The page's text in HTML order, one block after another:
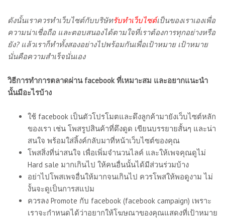
ดังนั้นเราควรทำเว็บไซต์กับบริษัทรับทำเว็บไซต์เป็นของเราเองเพื่อ
ความน่าเชื่อถือ และตอบสนองได้ตามใจที่เราต้องการทุกอย่างหรือ
ยัง? แล้วเราก็ทำทั้งสองอย่างไปพร้อมกันเพื่อเป้าหมาย เป้าหมาย
นั่นคือความสำเร็จนั่นเอง
วิธีการทำการตลาดผ่าน facebook ที่เหมาะสม และอยากแนะนำ
นั้นมีอะไรบ้าง
ใช้ facebook เป็นตัวโปรโมตและดึงลูกค้ามายังเว็บไซต์หลัก
ของเรา เช่น โพสรูปสินค้าที่ดึงดูด เขียนบรรยายสั้นๆ และน่า
สนใจ พร้อมใส่ลิ้งค์กลับมาที่หน้าเว็บไซต์ของคุณ
โพสสิ่งที่น่าสนใจ เพื่อเพิ่มจำนวนไลค์ และให้เพจคุณดูไม่
Hard sale มากเกินไป ให้คนอื่นนั้นได้มีส่วนร่วมบ้าง
อย่าไปโพสเพจอื่นให้มากจนเกินไป ควรโพสให้พอดูงาม ไม่
งั้นจะดูเป็นการสแปม
ควรลง Promote กับ facebook (facebook campaign) เพราะ
เราจะกำหนดได้ว่าอยากให้โฆษณาของคุณแสดงที่เป้าหมาย